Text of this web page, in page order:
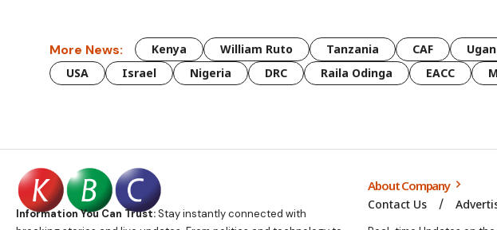
More News: Kenya William Ruto Tanzania CAF
USA
Israel Nigeria DRC Raila Odinga EACC
Information You Can Trust:Stay instantly connected with
About Company
Contact Us